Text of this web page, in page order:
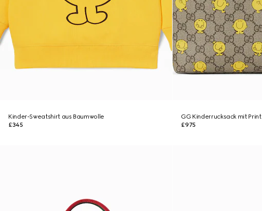
Kinder-Sweatshirt aus Baumwolle
£345
GG Kinderrucksack mit Print
£975